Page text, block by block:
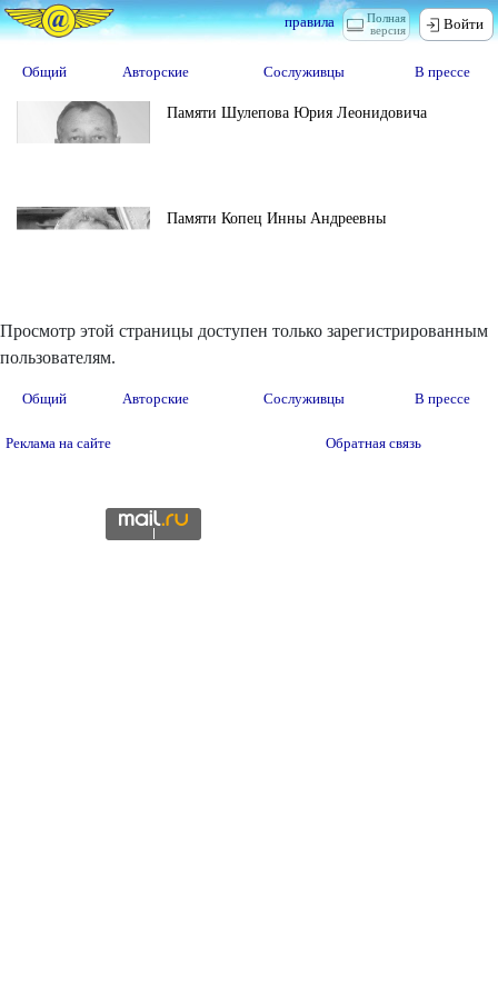
Полная
версия
правила Войти
Общий Авторские Сослуживцы В прессе
Памяти Шулепова Юрия Леонидовича
Памяти Копец Инны Андреевны
Просмотр этой страницы доступен только зарегистрированным
пользователям.
Общий Авторские Сослуживцы В прессе
Реклама на сайте Обратная связь